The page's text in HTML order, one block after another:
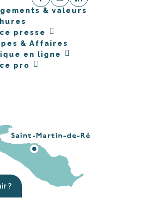
& valeurs
presse
& Affaires
en ligne
pro
?